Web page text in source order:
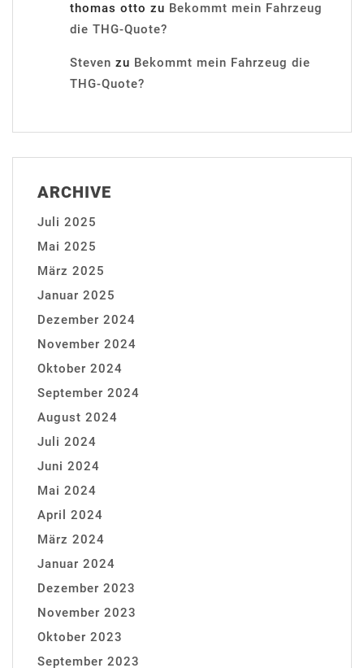
thomas otto zu Bekommt mein Fahrzeug
die THG-Quote?
Steven zu Bekommt mein Fahrzeug die
THG-Quote?
ARCHIVE
Juli 2025
Mai 2025
März 2025
Januar 2025
Dezember 2024
November 2024
Oktober 2024
September 2024
August 2024
Juli 2024
Juni 2024
Mai 2024
April 2024
März 2024
Januar 2024
Dezember 2023
November 2023
Oktober 2023
September 2023